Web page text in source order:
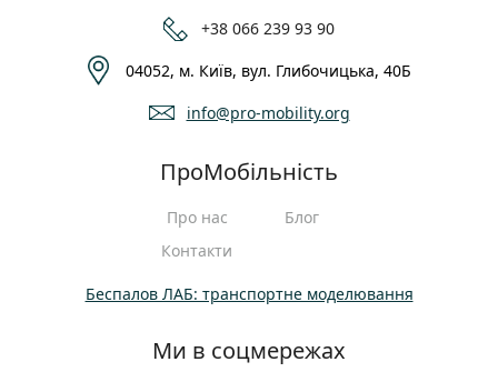
+38 066 239 93 90
04052, м. Київ, вул. Глибочицька, 40Б
info@pro-mobility.org
ПроМобільність
Про нас
Блог
Контакти
Беспалов ЛАБ: транспортне моделювання
Ми в соцмережах